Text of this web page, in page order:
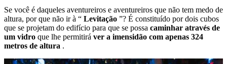
Se você é daqueles aventureiros e aventureiros que não tem medo de
altura, por que não ir à “ Levitação ”? É constituído por dois cubos
que se projetam do edifício para que se possa caminhar através de
um vidro que lhe permitirá ver a imensidão com apenas 324
metros de altura .